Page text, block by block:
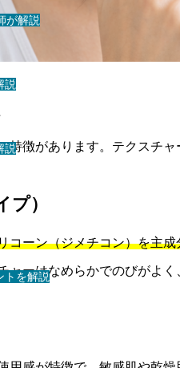
が解説
説
説
トを解説
徴があります。テクスチ
）
コーン（ジメチコン）を主成
ーはなめらかでのびがよ